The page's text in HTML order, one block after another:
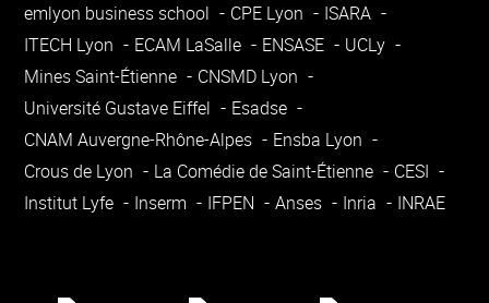
emlyon business school
CPE Lyon
ISARA
ITECH Lyon
ECAM LaSalle ENSASE
UCLy
Mines Saint-Étienne
CNSMD Lyon
Université Gustave Eiffel
Esadse
CNAM Auvergne-Rhône-Alpes
Ensba Lyon
Crous de Lyon
La Comédie de Saint-Étienne
CESI
Institut Lyfe
Inserm IFPEN Anses Inria INRAE